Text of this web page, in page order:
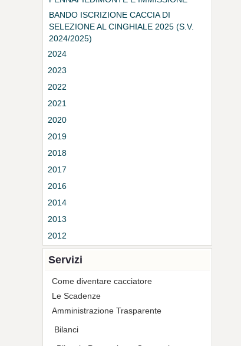
DELLE STESSE NEGLI ISTITUTI
FAUNISTICI
BANDO ISCRIZIONE CACCIA DI
SELEZIONE AL CINGHIALE 2025 (S.V.
2024/2025)
2024
2023
2022
2021
2020
2019
2018
2017
2016
2014
2013
2012
Servizi
Come diventare cacciatore
Le Scadenze
Amministrazione Trasparente
Bilanci